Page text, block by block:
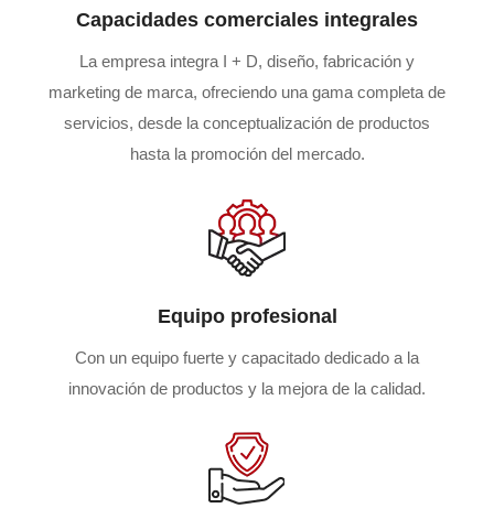
Capacidades comerciales integrales
La empresa integra I + D, diseño, fabricación y
marketing de marca, ofreciendo una gama completa de
servicios, desde la conceptualización de productos
hasta la promoción del mercado.
Equipo profesional
Con un equipo fuerte y capacitado dedicado a la
innovación de productos y la mejora de la calidad.